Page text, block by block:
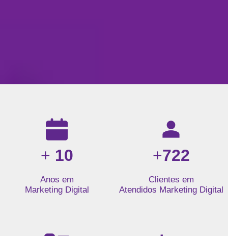
Resultados da nossa agência de marketing digital: mais
+ 10
Anos em
Marketing Digital
+722
Clientes em
Atendidos Marketing Digital